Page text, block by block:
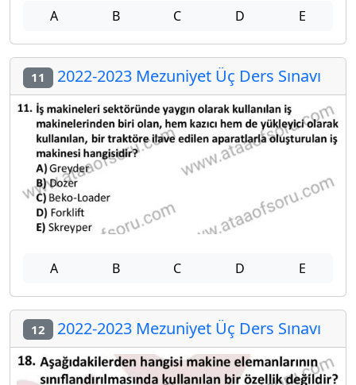
A B C D E
11 2022-2023 Mezuniyet Üç Ders Sınavı
A B C D E
12 2022-2023 Mezuniyet Üç Ders Sınavı